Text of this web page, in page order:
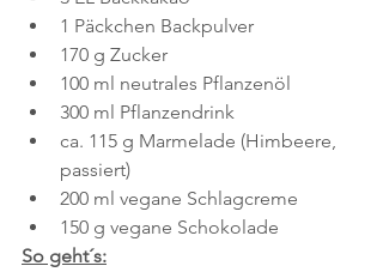
1 Päckchen Backpulver
170 g Zucker
100 ml neutrales Pflanzenöl
300 ml Pflanzendrink
ca. 115 g Marmelade (Himbeere,
passiert)
200 ml vegane Schlagcreme
150 g vegane Schokolade
So geht´s: